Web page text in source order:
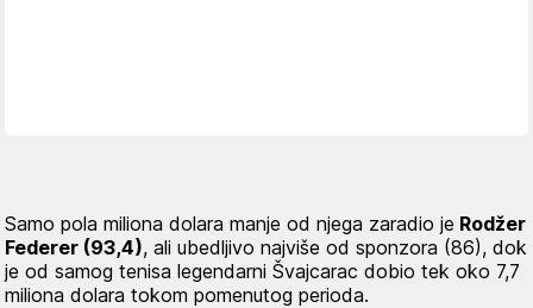
Samo pola miliona dolara manje od njega zaradio je Rodžer
Federer (93,4), ali ubedljivo najviše od sponzora (86), dok
je od samog tenisa legendarni Švajcarac dobio tek oko 7,7
miliona dolara tokom pomenutog perioda.